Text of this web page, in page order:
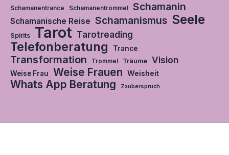
Schamanentrance
Schamanentrommel Schamanin
Schamanische Reise Schamanismus Seele
Spirits Tarot Tarotreading
Telefonberatung Trance
Transformation Trommel Träume Vision
Weise Frau Weise Frauen Weisheit
Whats App Beratung Zauberspruch